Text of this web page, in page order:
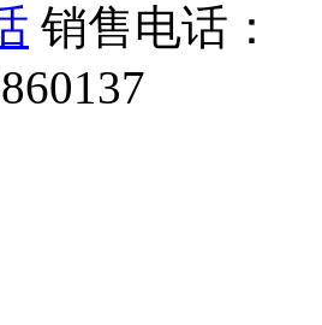
销售电话：